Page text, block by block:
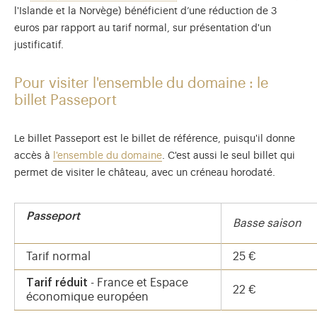
l'Islande et la Norvège) bénéficient d’une réduction de 3
euros par rapport au tarif normal, sur présentation d'un
justificatif.
Pour visiter l'ensemble du domaine : le
billet Passeport
Le billet Passeport est le billet de référence, puisqu'il donne
accès à
l'ensemble du domaine. C'est aussi le seul billet qui
permet de visiter le château, avec un créneau horodaté.
Passeport
Basse saison
Tarif normal 25 €
Tarif réduit - France et Espace
économique européen
22 €